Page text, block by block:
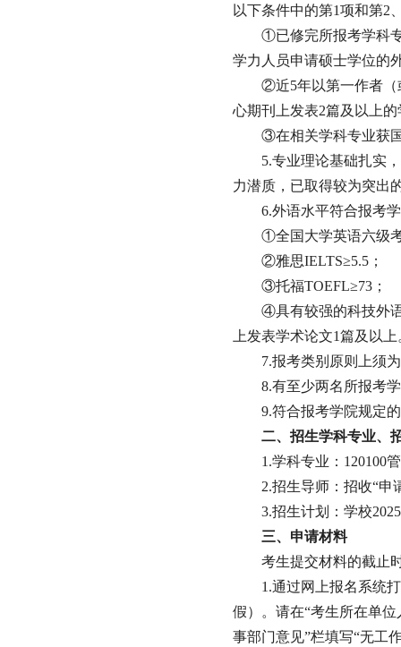
以下条件中的第1项和第2
①已修完所报考学科
学力人员申请硕士学位的
②近5年以第一作者
心期刊上发表2篇及以上
③在相关学科专业获
5.专业理论基础扎实
力潜质，已取得较为突出
6.外语水平符合报考
①全国大学英语六级
②雅思IELTS≥5.5；
③托福TOEFL≥73；
④具有较强的科技外
上发表学术论文1篇及以上
7.报考类别原则上须
8.有至少两名所报考
9.符合报考学院规定
二、招生学科专业、
1.学科专业：120100
2.招生导师：招收“申
3.招生计划：学校
三、申请材料
考生提交材料的截止
1.通过网上报名系统
假）。请在“考生所在单
事部门意见”栏填写“无工